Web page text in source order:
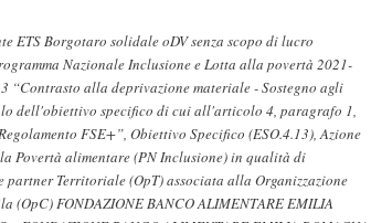
ETS Borgotaro solidale oDV senza scopo di lucro
Nazionale Inclusione e Lotta alla povertà 2021-
“Contrasto alla deprivazione materiale - Sostegno agli
dell'obiettivo specifico di cui all'articolo 4, paragrafo 1,
FSE+”, Obiettivo Specifico (ESO.4.13), Azione
Povertà alimentare (PN Inclusione) in qualità di
partner Territoriale (OpT) associata alla Organizzazione
(OpC) FONDAZIONE BANCO ALIMENTARE EMILIA